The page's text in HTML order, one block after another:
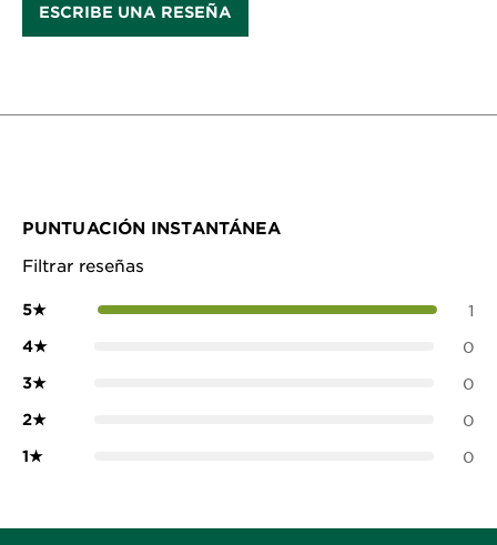
ESCRIBE UNA RESEÑA
PUNTUACIÓN INSTANTÁNEA
Filtrar reseñas
5★ 1
4★ 0
3★ 0
2★ 0
1★ 0